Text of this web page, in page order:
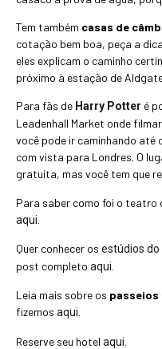
Tem também casas de
cotação bem boa, peça a
eles explicam o caminho
próximo à estação de
Para fãs de Harry Potter é
Leadenhall Market onde
você pode ir caminhando até
com vista para Londres. O
gratuita, mas você tem que
Para saber como foi o teatro
aqui.
Quer conhecer os estúdios
post completo aqui.
Leia mais sobre os
fizemos aqui.
Reserve seu hotel aqui.